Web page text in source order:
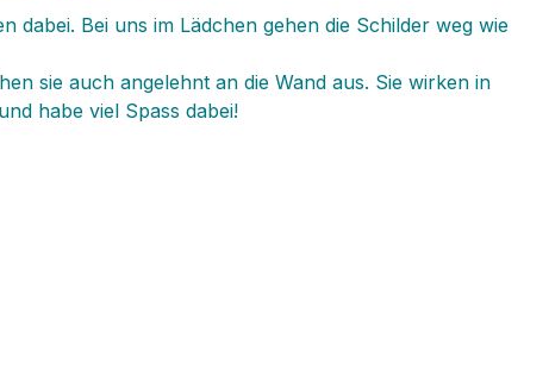
Bei uns im Lädchen gehen die Schilder weg wie
sie auch angelehnt an die Wand aus. Sie wirken in
habe viel Spass dabei!